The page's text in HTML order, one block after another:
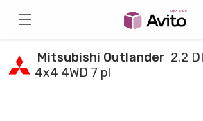
Mitsubishi Outlander 2.2
4x4 4WD 7 pl